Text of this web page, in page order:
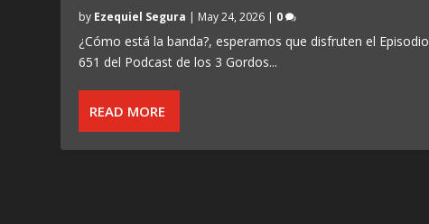
by Ezequiel Segura | May 24, 2026 | 0
¿Cómo está la banda?, esperamos que disfruten el Episodio
651 del Podcast de los 3 Gordos...
READ MORE